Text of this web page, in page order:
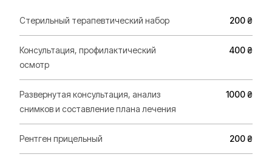
Стерильный терапевтический набор 200 ₴
Консультация, профилактический
осмотр
400 ₴
Развернутая консультация, анализ
снимков и составление плана лечения
1000 ₴
Рентген прицельный 200 ₴